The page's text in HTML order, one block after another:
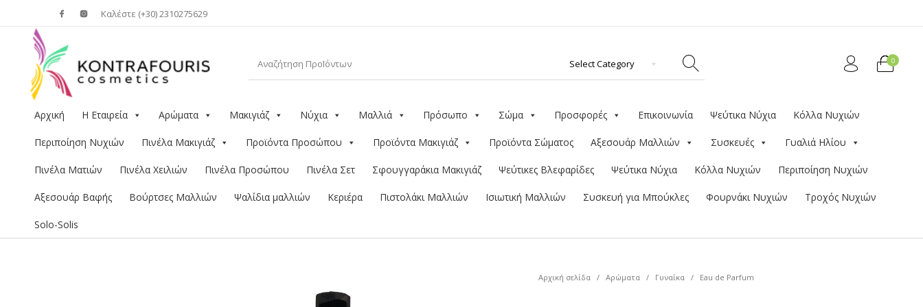
Καλέστε (+30) 2310275629
0
Αρχική Η Εταιρεία Αρώματα Μακιγιάζ Νύχια Μαλλιά Πρόσωπο Σώμα Προσφορές Επικοινωνία Ψεύτικα Νύχια Κόλλα Νυχιών
Περιποίηση Νυχιών Πινέλα Μακιγιάζ Προϊόντα Προσώπου Προϊόντα Μακιγιάζ Προϊόντα Σώματος Αξεσουάρ Μαλλιών Συσκευές Γυαλιά Ηλίου
Πινέλα Ματιών Πινέλα Χειλιών Πινέλα Προσώπου Πινέλα Σετ Σφουγγαράκια Μακιγιάζ Ψεύτικες Βλεφαρίδες Ψεύτικα Νύχια Κόλλα Νυχιών Περιποίηση Νυχιών
Αξεσουάρ Βαφής Βούρτσες Μαλλιών Ψαλίδια μαλλιών Κεριέρα Πιστολάκι Μαλλιών Ισιωτική Μαλλιών Συσκευή για Μπούκλες Φουρνάκι Νυχιών Τροχός Νυχιών
Solo-Solis
Αρχική σελίδα / Αρώματα / Γυναίκα / Eau de Parfum